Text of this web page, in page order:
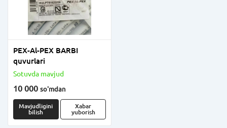
PEX-Al-PEX BARBI
quvurlari
Sotuvda mavjud
10 000 so'mdan
Mavjudligini
bilish
Xabar
yuborish